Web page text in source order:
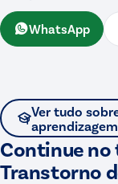
WhatsApp
Ver tudo
aprendizagem
Continue no
Transtorno